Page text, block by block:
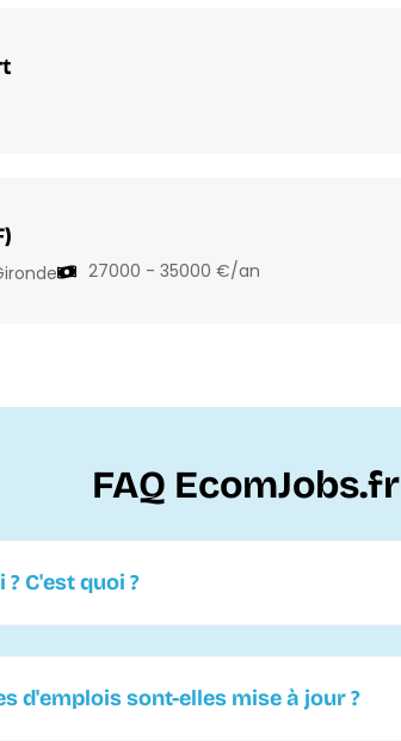
27000 - 35000 €/an
FAQ EcomJobs.fr
C'est quoi ?
d'emplois sont-elles mise à jour ?